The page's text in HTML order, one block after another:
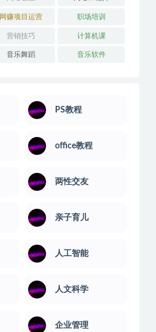
网赚项目运营 职场培训
营销技巧 计算机课
音乐舞蹈 音乐软件
PS教程
office教程
两性交友
亲子育儿
人工智能
人文科学
企业管理